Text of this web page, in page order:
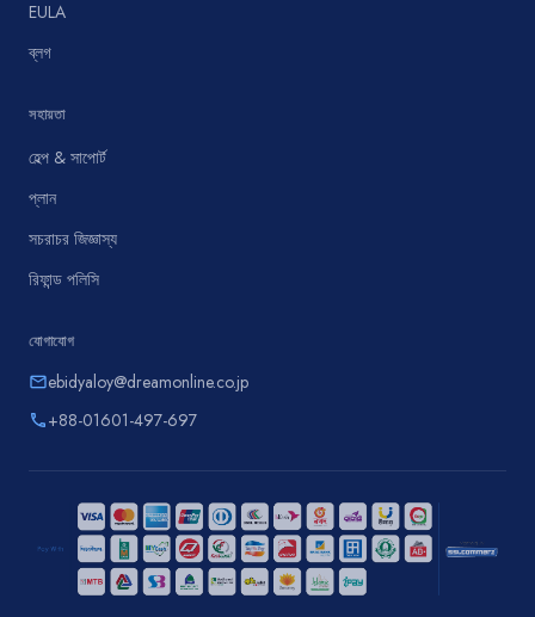
EULA
ব্লগ
সহায়তা
হেল্প & সাপোর্ট
প্লান
সচরাচর জিজ্ঞাস্য
রিফান্ড পলিসি
যোগাযোগ
emailebidyaloy@dreamonline.co.jp
phone+88-01601-497-697